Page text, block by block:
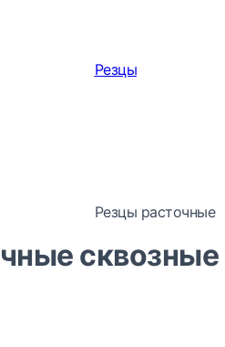
Резцы
Резцы расточные
сквозные